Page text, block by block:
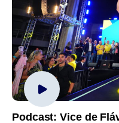
Podcast: Vice de